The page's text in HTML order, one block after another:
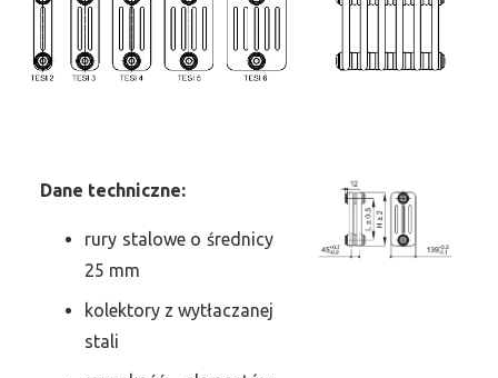
Dane techniczne:
rury stalowe o średnicy
25 mm
kolektory z wytłaczanej
stali